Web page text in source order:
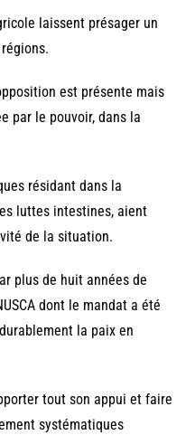
laissent présager un
est présente mais
par le pouvoir, dans la
résidant dans la
luttes intestines, aient
de la situation.
plus de huit années de
dont le mandat a été
la paix en
tout son appui et faire
systématiques